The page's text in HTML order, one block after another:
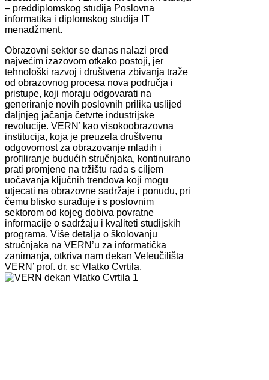
– preddiplomskog studija Poslovna
informatika i diplomskog studija IT
menadžment.
Obrazovni sektor se danas nalazi pred
najvećim izazovom otkako postoji, jer
tehnološki razvoj i društvena zbivanja traže
od obrazovnog procesa nova područja i
pristupe, koji moraju odgovarati na
generiranje novih poslovnih prilika uslijed
daljnjeg jačanja četvrte industrijske
revolucije. VERN’ kao visokoobrazovna
institucija, koja je preuzela društvenu
odgovornost za obrazovanje mladih i
profiliranje budućih stručnjaka, kontinuirano
prati promjene na tržištu rada s ciljem
uočavanja ključnih trendova koji mogu
utjecati na obrazovne sadržaje i ponudu, pri
čemu blisko surađuje i s poslovnim
sektorom od kojeg dobiva povratne
informacije o sadržaju i kvaliteti studijskih
programa. Više detalja o školovanju
stručnjaka na VERN’u za informatička
zanimanja, otkriva nam dekan Veleučilišta
VERN’ prof. dr. sc Vlatko Cvrtila.